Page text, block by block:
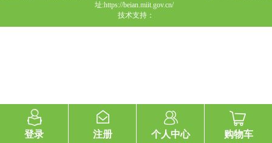
登录 注册 个人中心 购物车
址:https://beian.miit.gov.cn/
技术支持：